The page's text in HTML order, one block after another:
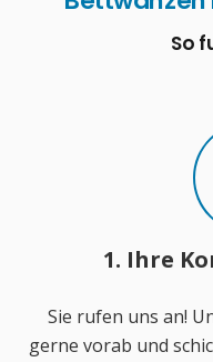
So
1. Ihre
Sie rufen uns an!
gerne vorab und